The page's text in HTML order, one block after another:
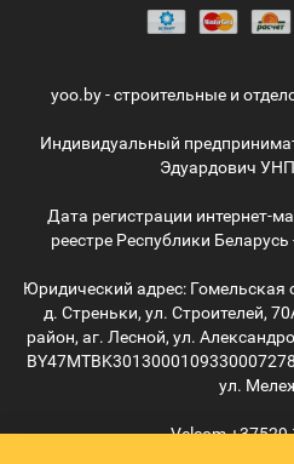
yoo.by - строительные и
Индивидуальный
Эдуардович
Дата регистрации интернет-
реестре Республики
Юридический адрес: Гомельская
д. Стреньки, ул. Строителей, 70
район, аг. Лесной, ул.
ул.
Velcom+37529